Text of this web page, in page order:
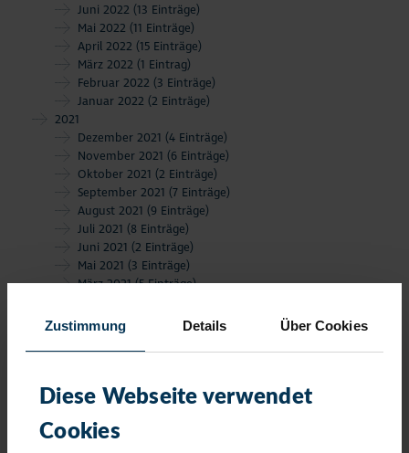
Zustimmung Details Über Cookies
Diese Webseite verwendet
Cookies
Juni 2022 (13 Einträge)
Mai 2022 (11 Einträge)
April 2022 (15 Einträge)
März 2022 (1 Eintrag)
Februar 2022 (3 Einträge)
Januar 2022 (2 Einträge)
2021
Dezember 2021 (4 Einträge)
November 2021 (6 Einträge)
Oktober 2021 (2 Einträge)
September 2021 (7 Einträge)
August 2021 (9 Einträge)
Juli 2021 (8 Einträge)
Juni 2021 (2 Einträge)
Mai 2021 (3 Einträge)
März 2021(5 Einträge)
2020
Oktober 2020(7 Einträge)
August 2020(1 Eintrag)
Juni 2020